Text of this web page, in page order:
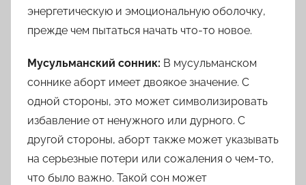
энергетическую и эмоциональную оболочку,
прежде чем пытаться начать что-то новое.
Мусульманский сонник: В мусульманском
соннике аборт имеет двоякое значение. С
одной стороны, это может символизировать
избавление от ненужного или дурного. С
другой стороны, аборт также может указывать
на серьезные потери или сожаления о чем-то,
что было важно. Такой сон может